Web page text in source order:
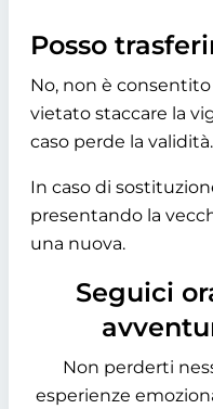
Posso
No, non è
vietato staccare la
caso perde la validità.
In caso di
presentando la
una nuova.
Seguici
Non perderti
esperienze